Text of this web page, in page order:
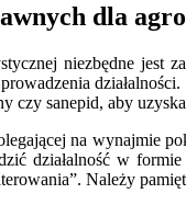
dla
niezbędne
czy sanepid, aby
na wynajmie
działalność w
Należy